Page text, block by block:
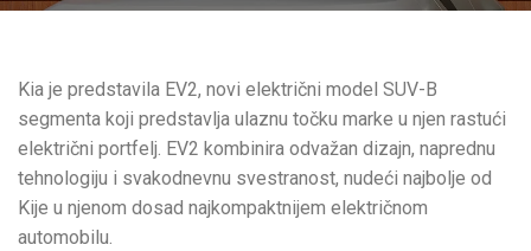
Kia je predstavila EV2, novi električni model SUV-B
segmenta koji predstavlja ulaznu točku marke u njen rastući
električni portfelj. EV2 kombinira odvažan dizajn, naprednu
tehnologiju i svakodnevnu svestranost, nudeći najbolje od
Kije u njenom dosad najkompaktnijem električnom
automobilu.